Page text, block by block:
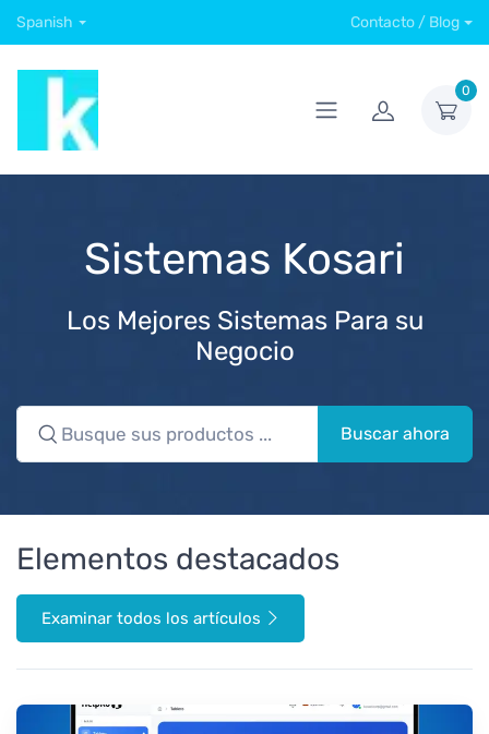
Spanish Contacto / Blog
0
Sistemas Kosari
Los Mejores Sistemas Para su
Negocio
Buscar ahora
Elementos destacados
Examinar todos los artículos